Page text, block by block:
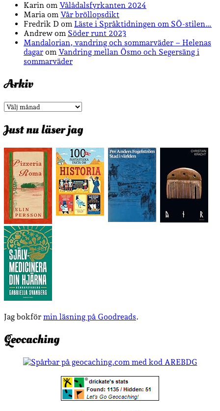
Karin om Vålådalsfyrkanten 2024
Maria om Vår bröllopsdikt
Fredrik D om Läste i Språktidningen om SÖ-stilen…
Andrew om Söder runt 2023
Mandalorian, vandring och sommarväder – Helenas
dagar om Vandring mellan Ösmo och Segersäng i
sommarväder
Arkiv
Arkiv
Just nu läser jag
Jag bokför min läsning på Goodreads.
Geocaching